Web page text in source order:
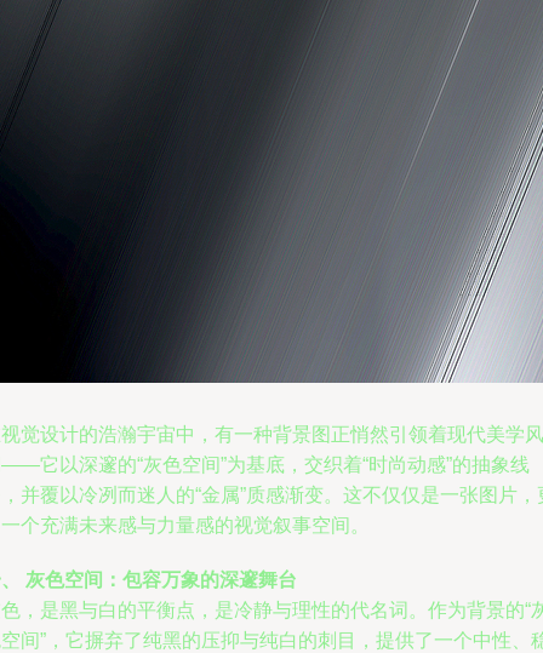
觉设计的浩瀚宇宙中，有一种背景图正悄然引领着现代美学风
它以深邃的“灰色空间”为基底，交织着“时尚动感”的抽象线
并覆以冷冽而迷人的“金属”质感渐变。这不仅仅是一张图片，
个充满未来感与力量感的视觉叙事空间。
灰色空间：包容万象的深邃舞台
，是黑与白的平衡点，是冷静与理性的代名词。作为背景的“
间”，它摒弃了纯黑的压抑与纯白的刺目，提供了一个中性、